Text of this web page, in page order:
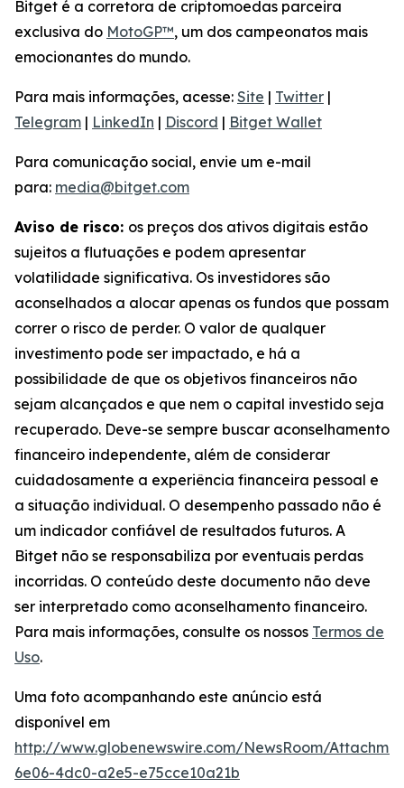
Bitget é a corretora de criptomoedas parceira
exclusiva do MotoGP™, um dos campeonatos mais
emocionantes do mundo.
Para mais informações, acesse: Site | Twitter |
Telegram | LinkedIn | Discord | Bitget Wallet
Para comunicação social, envie um e-mail
para: media@bitget.com
Aviso de risco: os preços dos ativos digitais estão
sujeitos a flutuações e podem apresentar
volatilidade significativa. Os investidores são
aconselhados a alocar apenas os fundos que possam
correr o risco de perder. O valor de qualquer
investimento pode ser impactado, e há a
possibilidade de que os objetivos financeiros não
sejam alcançados e que nem o capital investido seja
recuperado. Deve-se sempre buscar aconselhamento
financeiro independente, além de considerar
cuidadosamente a experiência financeira pessoal e
a situação individual. O desempenho passado não é
um indicador confiável de resultados futuros. A
Bitget não se responsabiliza por eventuais perdas
incorridas. O conteúdo deste documento não deve
ser interpretado como aconselhamento financeiro.
Para mais informações, consulte os nossos Termos de
Uso.
Uma foto acompanhando este anúncio está
disponível em
http://www.globenewswire.com/NewsRoom/
6e06-4dc0-a2e5-e75cce10a21b